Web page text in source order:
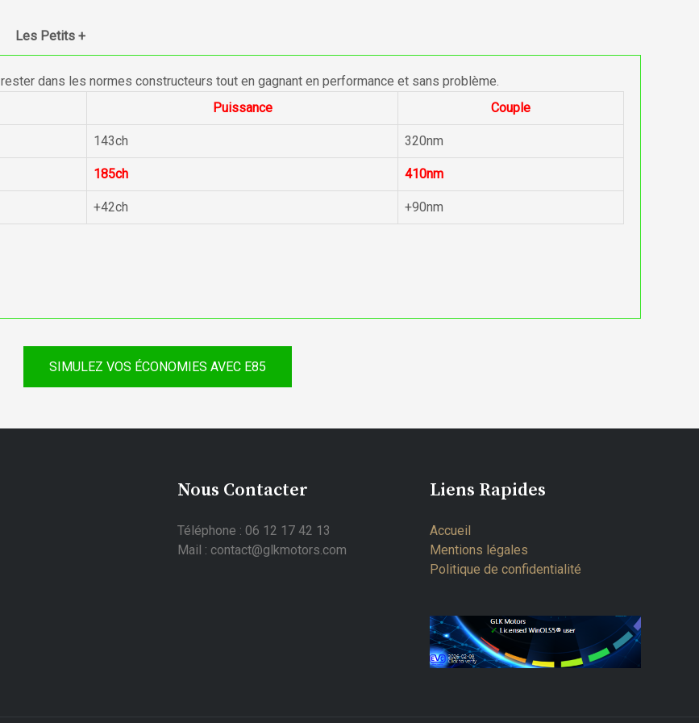
Les Petits +
dans les normes constructeurs tout en gagnant en performance et sans problème.
Puissance Couple
143ch 320nm
185ch 410nm
+42ch +90nm
SIMULEZ VOS ÉCONOMIES AVEC E85
Nous Contacter
Téléphone : 06 12 17 42 13
Mail : contact@glkmotors.com
Liens Rapides
Accueil
Mentions légales
Politique de confidentialité